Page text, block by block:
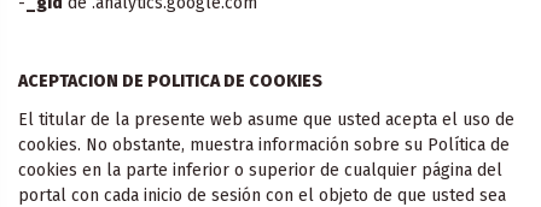
ACEPTACION DE POLITICA DE COOKIES
El titular de la presente web asume que usted acepta el uso de
cookies. No obstante, muestra información sobre su Política de
cookies en la parte inferior o superior de cualquier página del
portal con cada inicio de sesión con el objeto de que usted sea